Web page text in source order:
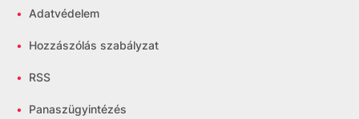
• Adatvédelem
• Hozzászólás szabályzat
• RSS
• Panaszügyintézés